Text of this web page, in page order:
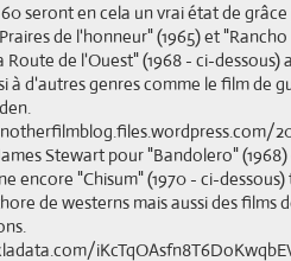
60 seront en cela un vrai état de
de l'honneur" (1965) et
Route de l'Ouest" (1968 - ci-
à d'autres genres comme le film de
Stewart pour "Bandolero"
encore "Chisum" (1970 - ci-
de westerns mais aussi des films